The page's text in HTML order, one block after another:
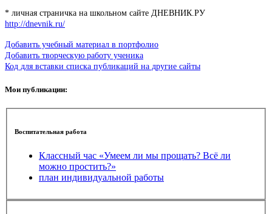
* личная страничка на школьном сайте ДНЕВНИК.РУ
http://dnevnik.ru/
Добавить учебный материал в портфолио
Добавить творческую работу ученика
Код для вставки списка публикаций на другие сайты
Мои публикации:
Воспитательная работа
Классный час «Умеем ли мы прощать? Всё ли
можно простить?»
план индивидуальной работы